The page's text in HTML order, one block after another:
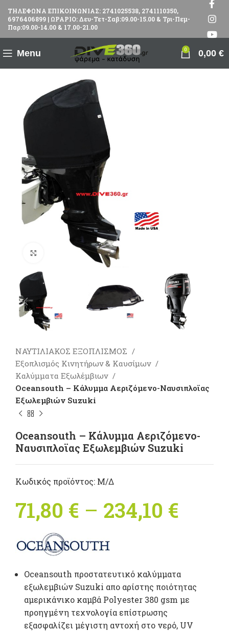
ΤΗΛΕΦΩΝΑ ΕΠΙΚΟΙΝΩΝΙΑΣ: 2741025538, 2741110350,
6976406899 | ΩΡΑΡΙΟ: Δευ-Τετ-Σαβ:09.00-15.00 & Τρι-Πεμ-
Παρ:09.00-14.00 & 17.00-21.00
Menu 0 0,00 €
Πατήστε για μεγέθυνση
ΝΑΥΤΙΛΙΑΚΟΣ ΕΞΟΠΛΙΣΜΟΣ
Εξοπλισμός Κινητήρων & Καυσίμων
Καλύμματα Εξωλέμβιων
Oceansouth – Κάλυμμα Αεριζόμενο-Ναυσιπλοϊας
Εξωλεμβιών Suzuki
Oceansouth – Κάλυμμα Αεριζόμενο-
Ναυσιπλοϊας Εξωλεμβιών Suzuki
Κωδικός προϊόντος: Μ/Δ
71,80 € – 234,10 €
Oceansouth προστατευτικό καλύμματα
εξωλεμβιών Suzuki απο αρίστης ποιότητας
αμερικάνικο καμβά Polyester 380 gsm με
προηγμένη τεχνολογία επίστρωσης
εξασφαλίζει μέγιστη αντοχή στο νερό, UV